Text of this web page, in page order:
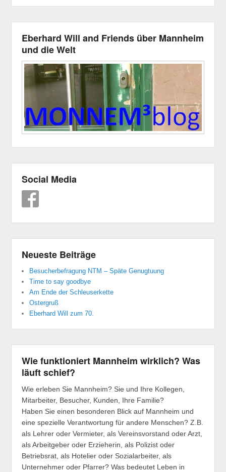
Eberhard Will and Friends über Mannheim
und die Welt
Social Media
Neueste Beiträge
Besucherbefragung NTM – Späte Genugtuung
Time to say goodbye
Am Ende der Schleuserkette
Ostergruß
Eberhard Will zum 70.
Wie funktioniert Mannheim wirklich? Was
läuft schief?
Wie erleben Sie Mannheim? Sie und Ihre Kollegen,
Mitarbeiter, Besucher, Kunden, Ihre Familie?
Haben Sie einen besonderen Blick auf Mannheim und
eine spezielle Verantwortung für andere Menschen? Z.B.
als Lehrer oder Vermieter, als Vereinsvorstand oder Arzt,
als Arbeitgeber oder Erzieherin, als Polizist oder
Betriebsrat, als Hotelier oder Sozialarbeiter, als
Unternehmer oder Pfarrer? Was bedeutet Leben in